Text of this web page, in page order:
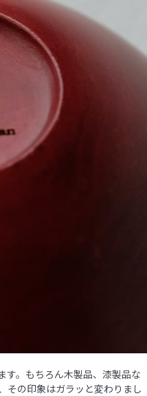
す。もちろん木製品、漆製品な
その印象はガラッと変わりまし